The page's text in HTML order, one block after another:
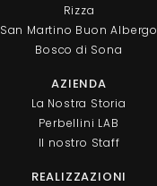
Rizza
San Martino Buon Albergo
Bosco di Sona
AZIENDA
La Nostra Storia
Perbellini LAB
Il nostro Staff
REALIZZAZIONI